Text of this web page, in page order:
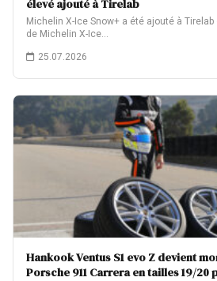
élevé ajouté à Tirelab
Michelin X-Ice Snow+ a été ajouté à
de Michelin X-Ice…
25.07.2026
Hankook Ventus S1 evo Z devient
Porsche 911 Carrera en tailles 19/20